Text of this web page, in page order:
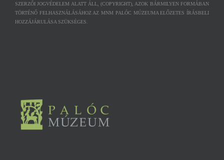
SZERZŐI JOGVÉDELEM ALATT ÁLL, (COPYRIGHT), AZOK BÁRMILYEN FORMÁBAN
TÖRTÉNŐ FELHASZNÁLÁSÁHOZ AZ MNM PALÓC MÚZEUMA ELŐZETES ÍRÁSBELI
HOZZÁJÁRULÁSA SZÜKSÉGES.